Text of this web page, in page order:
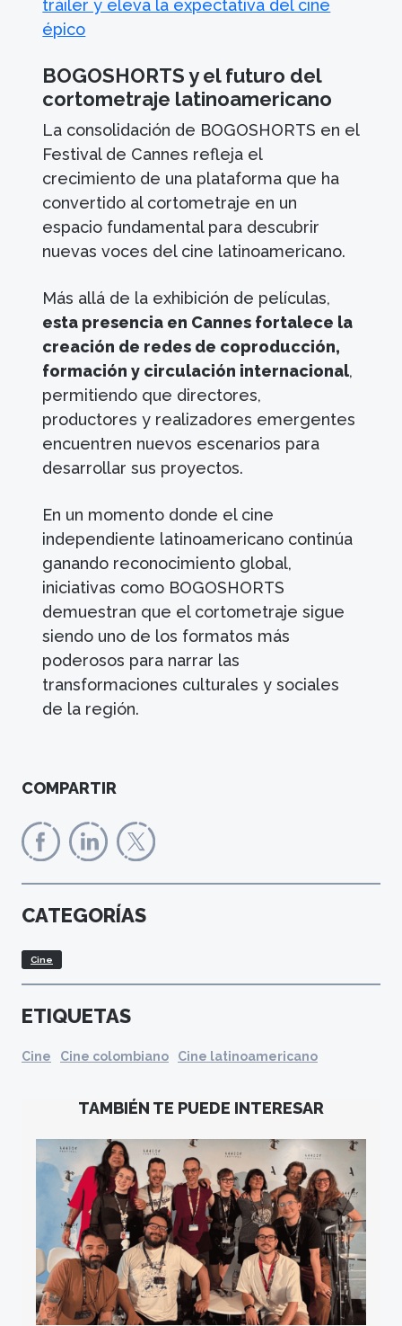
tráiler y eleva la expectativa del cine
épico
BOGOSHORTS y el futuro del
cortometraje latinoamericano
La consolidación de BOGOSHORTS en el
Festival de Cannes refleja el
crecimiento de una plataforma que ha
convertido al cortometraje en un
espacio fundamental para descubrir
nuevas voces del cine latinoamericano.
Más allá de la exhibición de películas,
esta presencia en Cannes fortalece la
creación de redes de coproducción,
formación y circulación internacional,
permitiendo que directores,
productores y realizadores emergentes
encuentren nuevos escenarios para
desarrollar sus proyectos.
En un momento donde el cine
independiente latinoamericano continúa
ganando reconocimiento global,
iniciativas como BOGOSHORTS
demuestran que el cortometraje sigue
siendo uno de los formatos más
poderosos para narrar las
transformaciones culturales y sociales
de la región.
COMPARTIR
CATEGORÍAS
Cine
ETIQUETAS
Cine Cine colombiano Cine latinoamericano
TAMBIÉN TE PUEDE INTERESAR